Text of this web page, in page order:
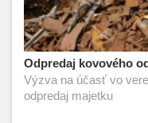
Odpredaj kovového
Výzva na účasť vo
odpredaj majetku